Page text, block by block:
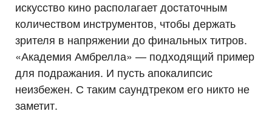
искусство кино располагает достаточным
количеством инструментов, чтобы держать
зрителя в напряжении до финальных титров.
«Академия Амбрелла» — подходящий пример
для подражания. И пусть апокалипсис
неизбежен. С таким саундтреком его никто не
заметит.